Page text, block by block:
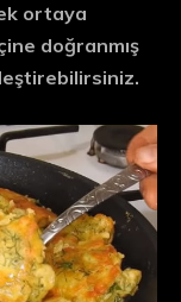
ortaya
doğranmış